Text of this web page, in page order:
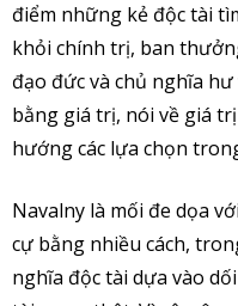
điểm những kẻ độc tài
khỏi chính trị, ban
đạo đức và chủ nghĩa
bằng giá trị, nói về giá
hướng các lựa chọn
Navalny là mối đe dọa
cự bằng nhiều cách,
nghĩa độc tài dựa vào